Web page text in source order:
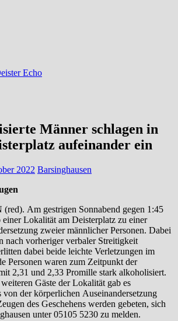
Echo
Männer schlagen in
aufeinander ein
2022 Barsinghausen
(red). Am gestrigen Sonnabend gegen 1:45
Lokalität am Deisterplatz zu einer
zweier männlicher Personen. Dabei
nach vorheriger verbaler Streitigkeit
dabei beide leichte Verletzungen im
Personen waren zum Zeitpunkt der
2,31 und 2,33 Promille stark alkoholisiert.
Gäste der Lokalität gab es
von der körperlichen Auseinandersetzung
des Geschehens werden gebeten, sich
unter 05105 5230 zu melden.